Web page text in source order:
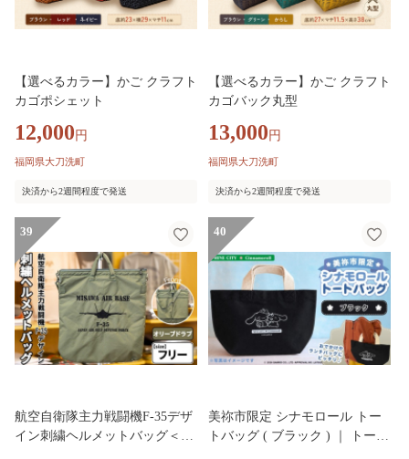
【選べるカラー】かご クラフト
カゴポシェット
12,000 円
福岡県大刀洗町
決済から2週間程度で発送
【選べるカラー】かご クラフト
カゴバック丸型
13,000 円
福岡県大刀洗町
決済から2週間程度で発送
39
航空自衛隊主力戦闘機F-35デザ
イン刺繍ヘルメットバッグ＜オ
40
美祢市限定 シナモロール トー
トバッグ ( ブラック ) ｜ トート